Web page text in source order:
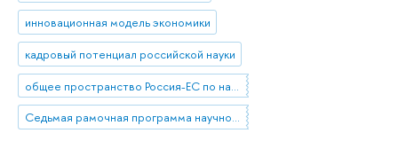
инновационная модель экономики
кадровый потенциал российской науки
Седьмая рамочная программа научно-технологического развития Европейского Союза